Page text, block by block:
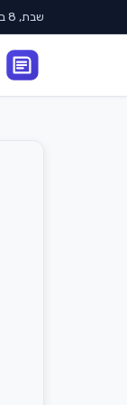
שבת, 8 באוגוסט 2026